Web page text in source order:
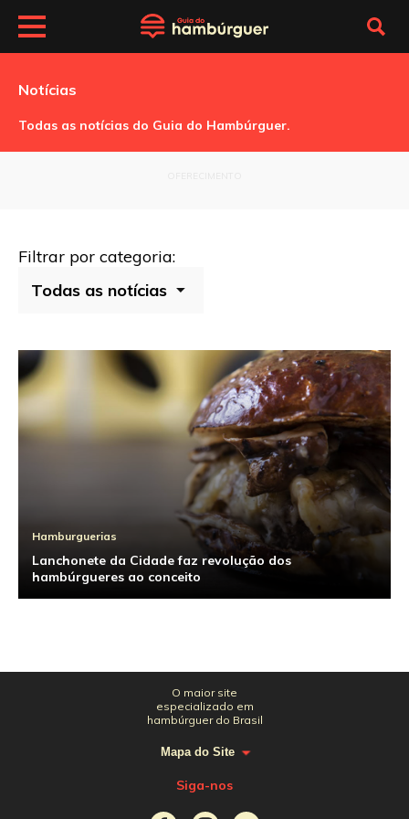
Notícias
Todas as notícias do Guia do Hambúrguer.
Filtrar por categoria:
Hamburguerias
Lanchonete da Cidade faz revolução dos
hambúrgueres ao conceito
O maior site
especializado em
hambúrguer do Brasil
Mapa do Site
Siga-nos